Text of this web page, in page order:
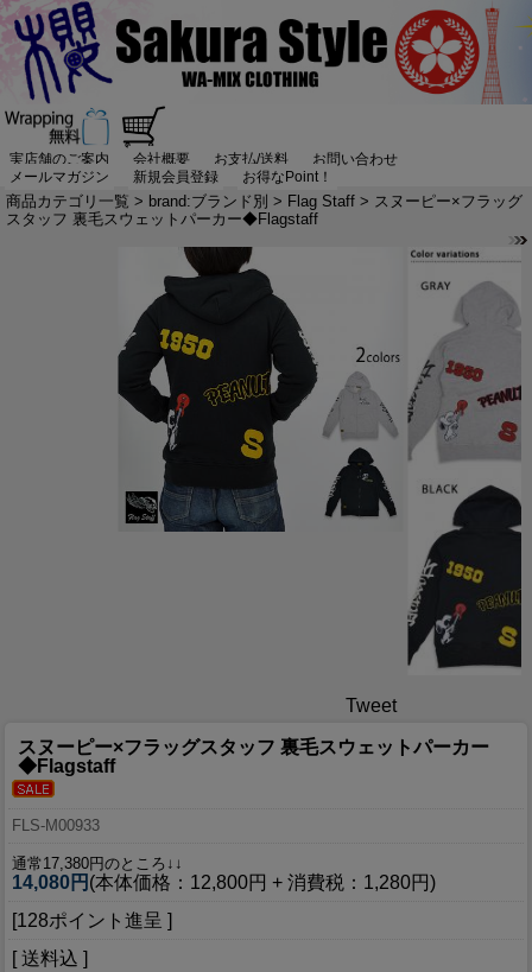
実店舗のご案内 会社概要 お支払/送料
お問い合わせ
メールマガジン
新規会員登録 お得なPoint！
商品カテゴリ一覧 > brand:ブランド別 > Flag Staff > スヌーピー×フラッグ
スタッフ 裏毛スウェットパーカー◆Flagstaff
Tweet
スヌーピー×フラッグスタッフ 裏毛スウェットパーカー
◆Flagstaff
FLS-M00933
通常17,380円のところ↓↓
14,080円 (本体価格：12,800円 + 消費税：1,280円)
[128ポイント進呈 ]
[ 送料込 ]